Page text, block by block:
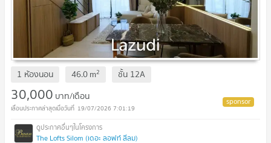
1 ห้องนอน 46.0m2 ชั้น 12A
30,000 บาท/เดือน
19/07/2026 7:01:19
The Lofts Silom (เดอะ ลอฟท์ สีลม)